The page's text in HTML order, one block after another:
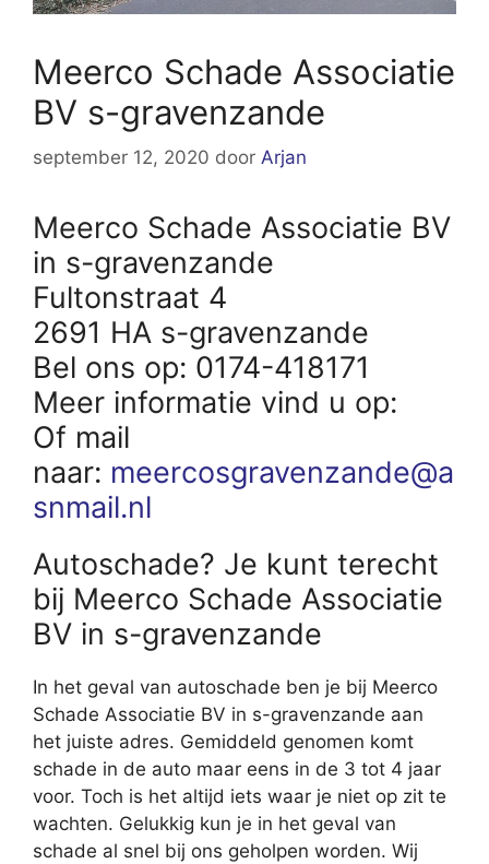
Meerco Schade Associatie
BV s-gravenzande
september 12, 2020 door Arjan
Meerco Schade Associatie BV
in s-gravenzande
Fultonstraat 4
2691 HA s-gravenzande
Bel ons op: 0174-418171
Meer informatie vind u op:
Of mail
naar: meercosgravenzande@a
snmail.nl
Autoschade? Je kunt terecht
bij Meerco Schade Associatie
BV in s-gravenzande
In het geval van autoschade ben je bij Meerco
Schade Associatie BV in s-gravenzande aan
het juiste adres. Gemiddeld genomen komt
schade in de auto maar eens in de 3 tot 4 jaar
voor. Toch is het altijd iets waar je niet op zit te
wachten. Gelukkig kun je in het geval van
schade al snel bij ons geholpen worden. Wij